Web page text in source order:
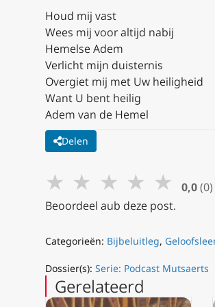
Houd mij vast
Wees mij voor altijd nabij
Hemelse Adem
Verlicht mijn duisternis
Overgiet mij met Uw heiligheid
Want U bent heilig
Adem van de Hemel
Delen
★ ★ ★ ★ ★ 0,0 (0)
Beoordeel aub deze post.
Categorieën: Bijbeluitleg,
Dossier(s): Serie: Podcast Mutsaerts
Gerelateerd